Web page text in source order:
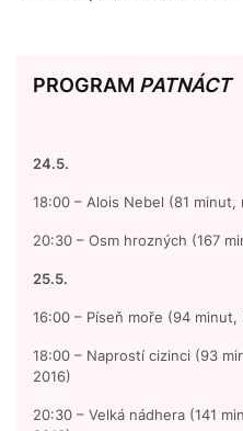
PROGRAM PATNÁCT
24.5.
18:00 – Alois Nebel (81 minut,
20:30 – Osm hrozných (167
25.5.
16:00 – Píseň moře (94
18:00 – Naprostí cizinci (93
2016)
20:30 – Velká nádhera (141